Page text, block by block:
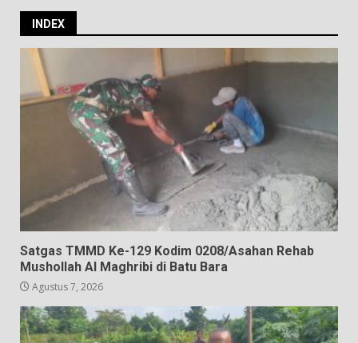
INDEX
Satgas TMMD Ke-129 Kodim 0208/Asahan Rehab
Mushollah Al Maghribi di Batu Bara
Agustus 7, 2026